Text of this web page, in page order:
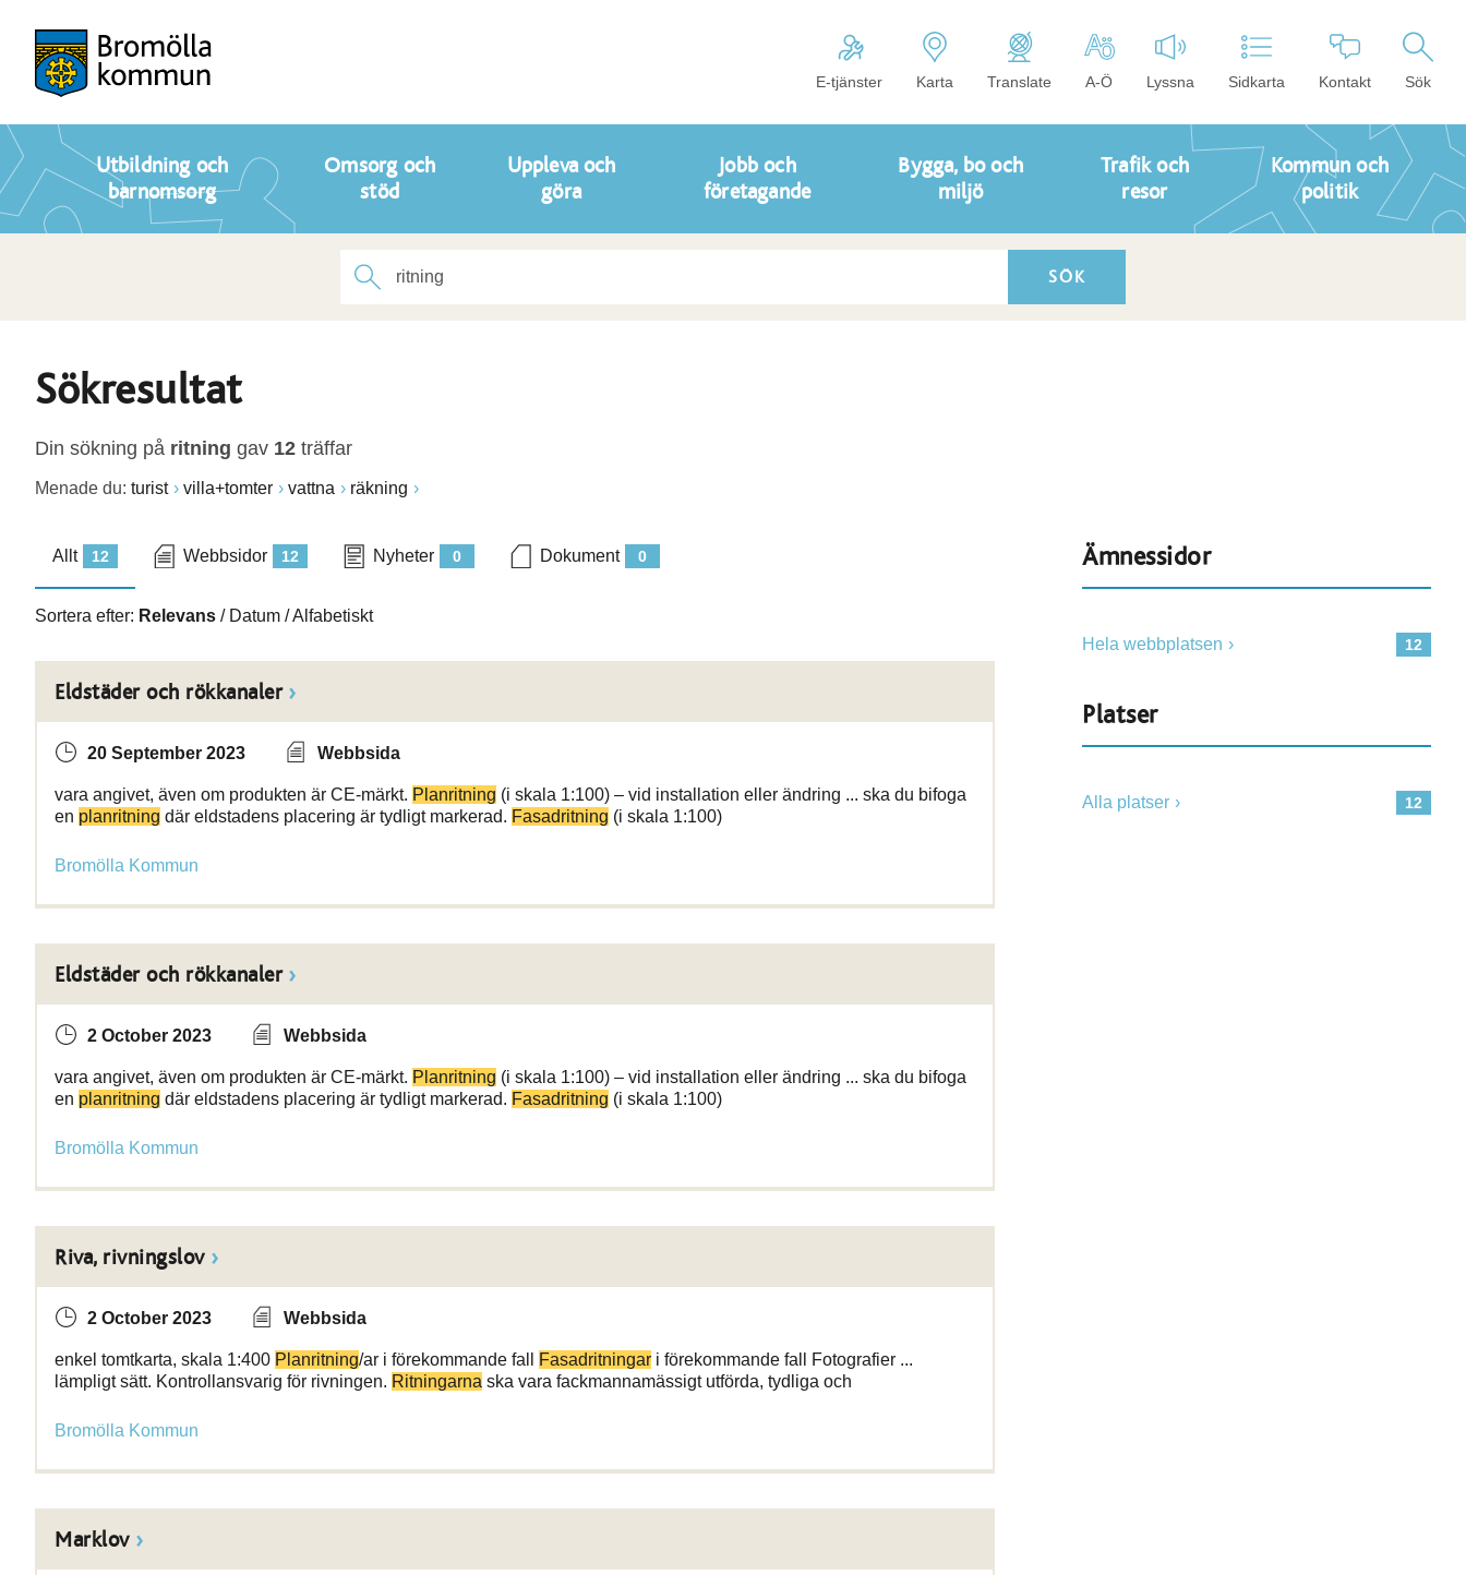
E-tjänster Karta Translate A-Ö Lyssna Sidkarta Kontakt Sök
Utbildning och
barnomsorg
Omsorg och
stöd
Uppleva och
göra
Jobb och
företagande
Bygga, bo och
miljö
Trafik och
resor
Kommun och
politik
Sökresultat
Din sökning på ritning gav 12 träffar
Menade du: turist villa+tomter vattna räkning
12
Allt 12
Webbsidor 0
Nyheter 0
Dokument
Sortera efter: Relevans / Datum /Alfabetiskt
Eldstäder och rökkanaler
20 September 2023 Webbsida
vara angivet, även om produkten är CE-märkt. Planritning (i skala 1:100) – vid installation eller ändring ... ska du bifoga
en planritning där eldstadens placering är tydligt markerad. Fasadritning (i skala 1:100)
Bromölla Kommun
Eldstäder och rökkanaler
2 October 2023 Webbsida
vara angivet, även om produkten är CE-märkt. Planritning (i skala 1:100) – vid installation eller ändring ... ska du bifoga
en planritning där eldstadens placering är tydligt markerad. Fasadritning (i skala 1:100)
Bromölla Kommun
Riva, rivningslov
2 October 2023 Webbsida
enkel tomtkarta, skala 1:400 Planritning/ar i förekommande fall Fasadritningar i förekommande fall Fotografier ...
lämpligt sätt. Kontrollansvarig för rivningen. Ritningarna ska vara fackmannamässigt utförda, tydliga och
Bromölla Kommun
Marklov
Ämnessidor
12
Hela webbplatsen
Platser
12
Alla platser